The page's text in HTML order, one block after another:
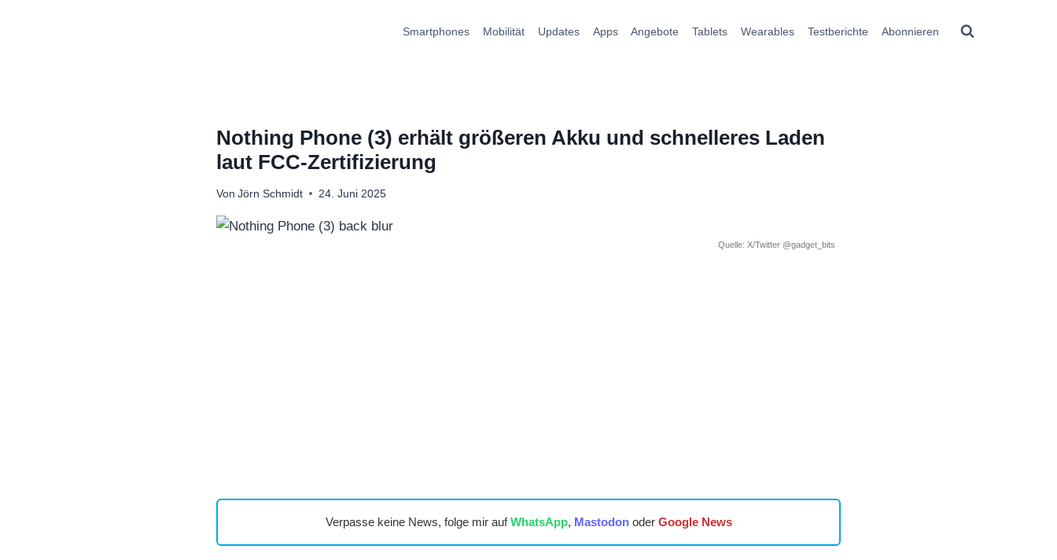
Smartphones Mobilität Updates Apps Angebote Tablets Wearables Testberichte Abonnieren
Nothing Phone (3) erhält größeren Akku und schnelleres Laden
laut FCC-Zertifizierung
Von Jörn Schmidt 24. Juni 2025
Quelle: X/Twitter @gadget_bits
Verpasse keine News, folge mir aufWhatsApp, Mastodonoder Google News